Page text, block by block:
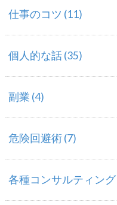
仕事のコツ (11)
個人的な話(35)
副業 (4)
危険回避術(7)
各種コンサルティング